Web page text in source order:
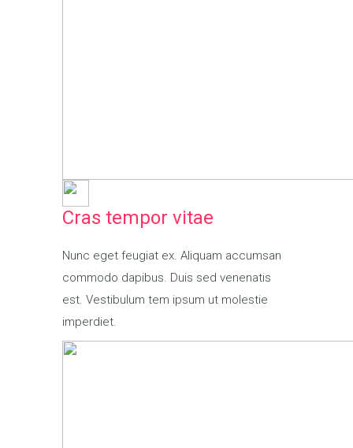
Cras tempor vitae
Nunc eget feugiat ex. Aliquam accumsan
commodo dapibus. Duis sed venenatis
est. Vestibulum tem ipsum ut molestie
imperdiet.